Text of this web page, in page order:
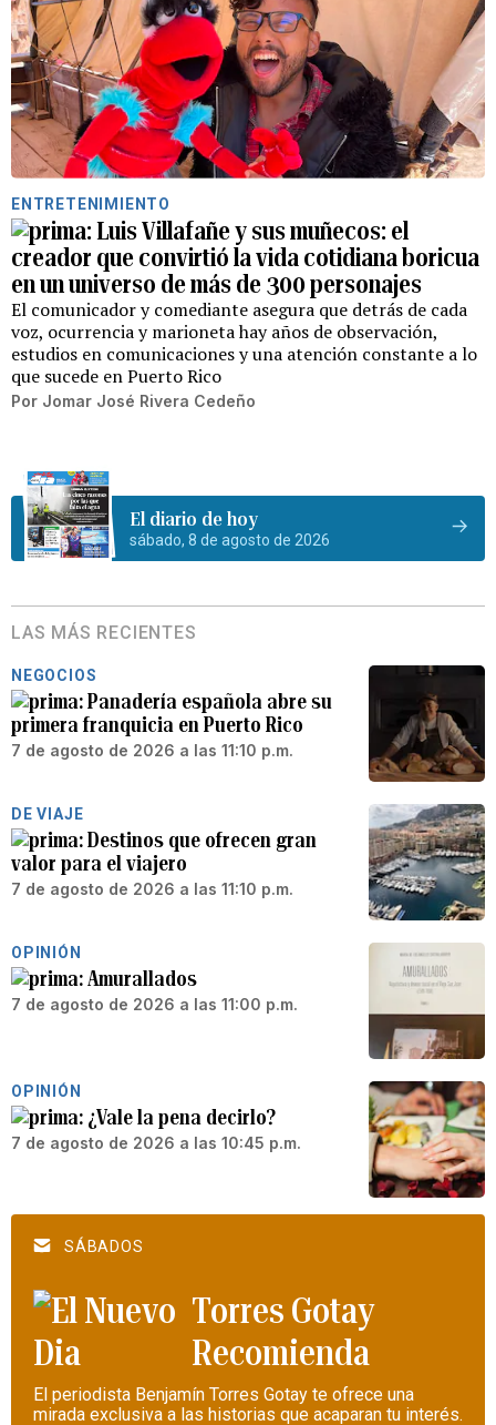
ENTRETENIMIENTO
Luis Villafañe y sus muñecos: el
creador que convirtió la vida cotidiana boricua
en un universo de más de 300 personajes
El comunicador y comediante asegura que detrás de cada
voz, ocurrencia y marioneta hay años de observación,
estudios en comunicaciones y una atención constante a lo
que sucede en Puerto Rico
Por Jomar José Rivera Cedeño
El diario de hoy
sábado, 8 de agosto de 2026
LAS MÁS RECIENTES
NEGOCIOS
Panadería española abre su
primera franquicia en Puerto Rico
7 de agosto de 2026 a las 11:10 p.m.
DE VIAJE
Destinos que ofrecen gran
valor para el viajero
7 de agosto de 2026 a las 11:10 p.m.
OPINIÓN
Amurallados
7 de agosto de 2026 a las 11:00 p.m.
OPINIÓN
¿Vale la pena decirlo?
7 de agosto de 2026 a las 10:45 p.m.
SÁBADOS
Torres Gotay
Recomienda
El periodista Benjamín Torres Gotay te ofrece una
mirada exclusiva a las historias que acaparan tu interés.